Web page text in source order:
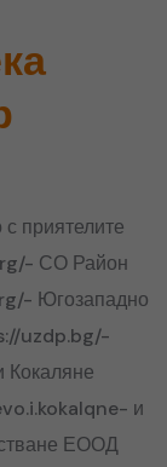
приятелите
СО Район
Югозападно
uzdp.bg/-
Кокаляне
и
ЕООД